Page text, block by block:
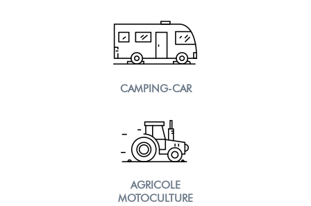
CAMPING-CAR
AGRICOLE
MOTOCULTURE